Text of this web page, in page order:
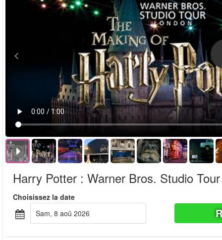
Harry Potter : Warner Bros. Studio
Choisissez la date
sam, 8 aoû 2026